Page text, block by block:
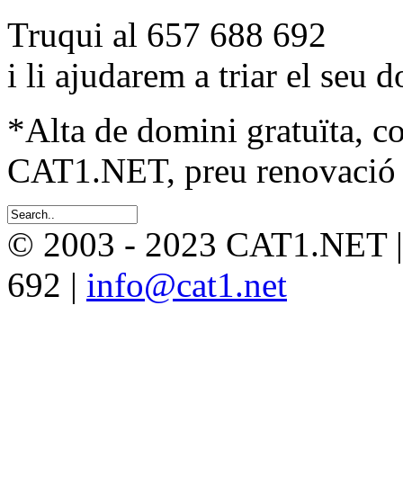
Truqui al 657 688 692
i li ajudarem a triar el seu
*Alta de domini gratuïta,
CAT1.NET, preu
© 2003 - 2023 CAT1.NET
692 | info@cat1.net